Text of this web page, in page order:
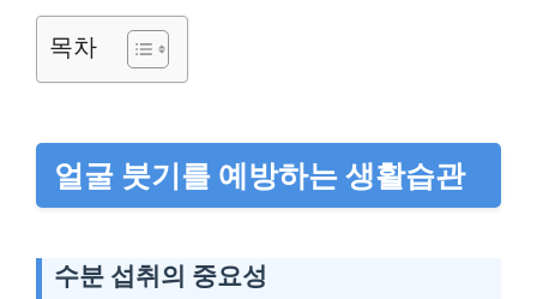
목차
얼굴 붓기를 예방하는 생활습관
수분 섭취의 중요성